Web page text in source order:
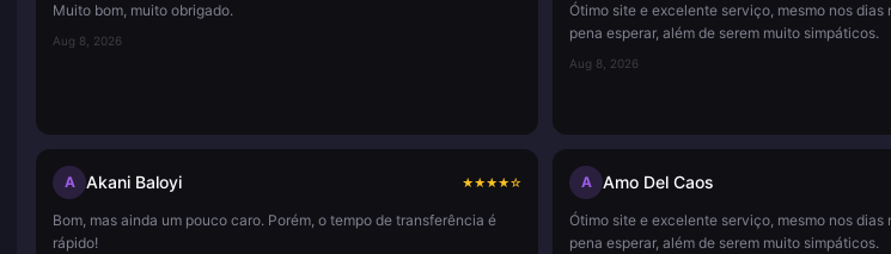
Muito bom, muito obrigado.
Aug 8, 2026
Ótimo site e excelente serviço, mesmo nos dias
pena esperar, além de serem muito simpáticos.
Aug 8, 2026
A Akani Baloyi ★★★★☆
Bom, mas ainda um pouco caro. Porém, o tempo de transferência é
rápido!
A Amo Del Caos
Ótimo site e excelente serviço, mesmo nos dias
pena esperar, além de serem muito simpáticos.